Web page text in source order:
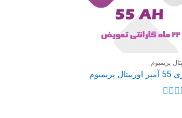
پریمیوم
پریمیوم